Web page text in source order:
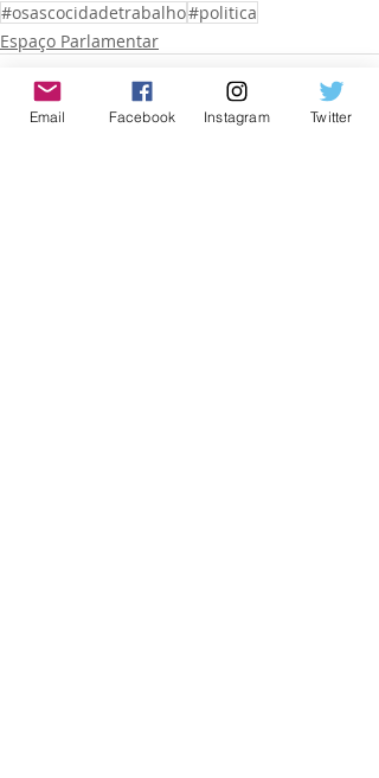
#osascocidadetrabalho#politica
Espaço Parlamentar
Email Facebook Instagram Twitter